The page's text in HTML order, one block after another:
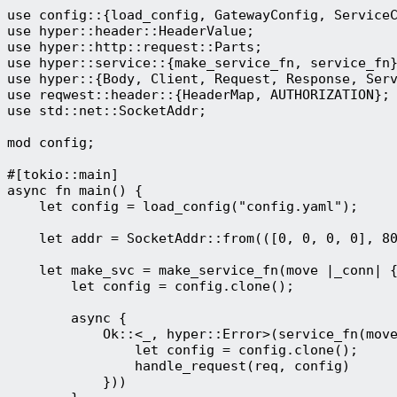
use config::{load_config, GatewayConfig,
use hyper::header::HeaderValue;
use hyper::http::request::Parts;
use hyper::service::{make_service_fn,
use hyper::{Body, Client, Request, Response,
use reqwest::header::{HeaderMap, AUTHORIZATION};
use std::net::SocketAddr;
mod config;
#[tokio::main]
async fn main() {
    let config = load_config("config.yaml");
let addr = SocketAddr::from(([0, 0, 0, 0],
    let make_svc = make_service_fn(move |_conn| {
        let config = config.clone();
        async {
Ok::<_,
                let config = config.clone();
                handle_request(req, config)
            }))